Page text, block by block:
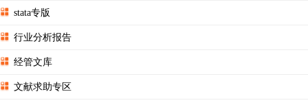
stata专版
行业分析报告
经管文库
文献求助专区